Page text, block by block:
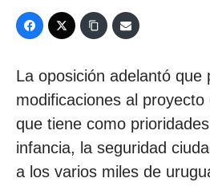
La oposición adelantó que
modificaciones al proyecto
que tiene como
infancia, la seguridad
a los varios miles de